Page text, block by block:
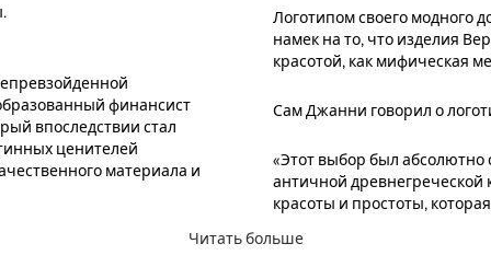
финансист
впоследствии стал
ценителей
материала и
Логотипом своего модного
намек на то, что изделия
красотой, как мифическая
Сам Джанни говорил о
«Этот выбор был
античной древнегреческой
красоты и простоты,
Читать больше